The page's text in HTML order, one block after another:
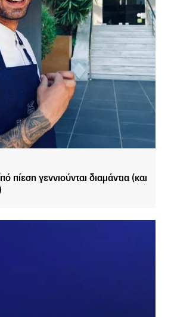
πίεση γεννιούνται διαμάντια (και